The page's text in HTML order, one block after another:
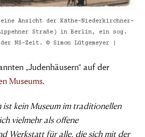
Ansicht der Käthe-Niederkirchner-
Straße) in Berlin, ein sog.
der NS-Zeit. © Simon Lütgemeyer |
„Judenhäusern“ auf der
Museums.
ist kein Museum im traditionellen
vielmehr als offene
Werkstatt für alle, die sich mit der
das Böse
braucht
gute
die